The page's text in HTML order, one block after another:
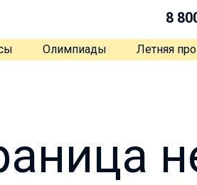
8
Олимпиады Летняя